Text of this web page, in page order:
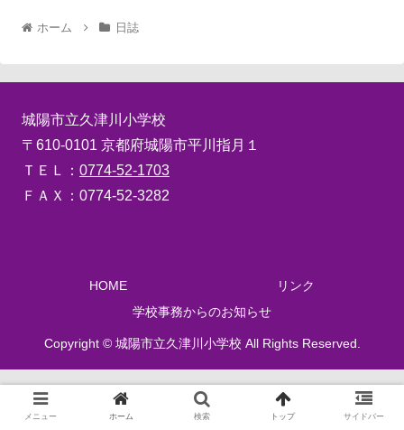
ホーム 日誌
城陽市立久津川小学校
〒610-0101 京都府城陽市平川指月１
ＴＥＬ： 0774-52-1703
ＦＡＸ：0774-52-3282
HOME
リンク
学校事務からのお知らせ
Copyright © 城陽市立久津川小学校 All Rights Reserved.
メニュー ホーム 検索 トップ サイドバー